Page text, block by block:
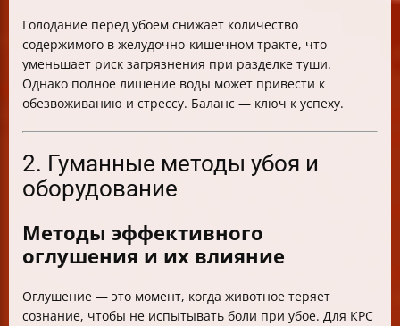
Голодание перед убоем снижает количество
содержимого в желудочно-кишечном тракте, что
уменьшает риск загрязнения при разделке туши.
Однако полное лишение воды может привести к
обезвоживанию и стрессу. Баланс — ключ к успеху.
2. Гуманные методы убоя и
оборудование
Методы эффективного
оглушения и их влияние
Оглушение — это момент, когда животное теряет
сознание, чтобы не испытывать боли при убое. Для КРС